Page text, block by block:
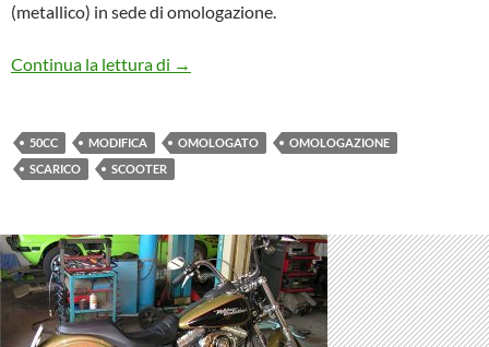
(metallico) in sede di omologazione.
Continua la lettura di Scarico omologato scooter 50cc
→
50CC MODIFICA OMOLOGATO
OMOLOGAZIONE
SCARICO
SCOOTER